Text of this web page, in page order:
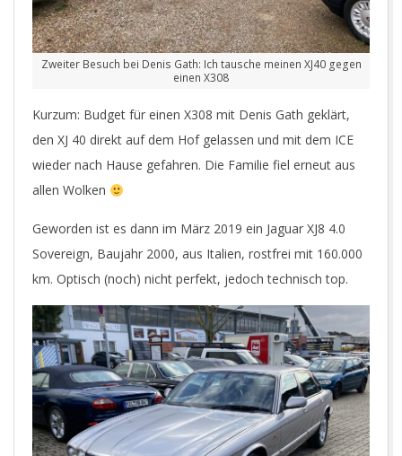
Zweiter Besuch bei Denis Gath: Ich tausche meinen XJ40 gegen
einen X308
Kurzum: Budget für einen X308 mit Denis Gath geklärt,
den XJ 40 direkt auf dem Hof gelassen und mit dem ICE
wieder nach Hause gefahren. Die Familie fiel erneut aus
allen Wolken
Geworden ist es dann im März 2019 ein Jaguar XJ8 4.0
Sovereign, Baujahr 2000, aus Italien, rostfrei mit 160.000
km. Optisch (noch) nicht perfekt, jedoch technisch top.